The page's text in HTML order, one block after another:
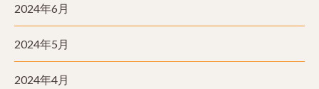
2024年6月
2024年5月
2024年4月